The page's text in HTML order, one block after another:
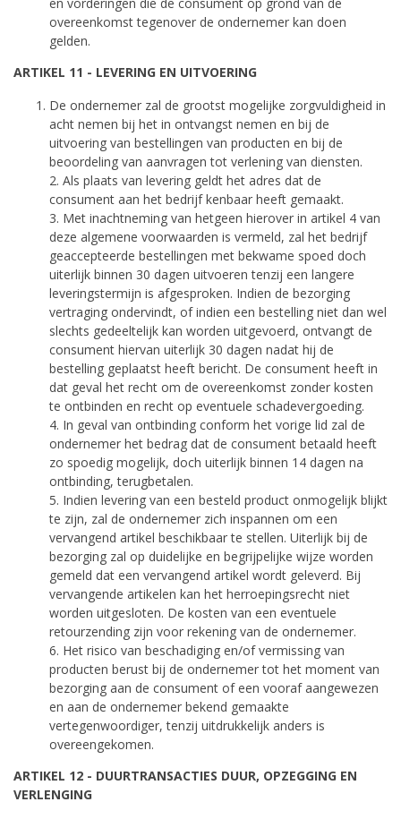
overeenkomst tegenover de ondernemer kan doen
gelden.
ARTIKEL 11 - LEVERING EN UITVOERING
De ondernemer zal de grootst mogelijke zorgvuldigheid in
acht nemen bij het in ontvangst nemen en bij de
uitvoering van bestellingen van producten en bij de
beoordeling van aanvragen tot verlening van diensten.
2. Als plaats van levering geldt het adres dat de
consument aan het bedrijf kenbaar heeft gemaakt.
3. Met inachtneming van hetgeen hierover in artikel 4 van
deze algemene voorwaarden is vermeld, zal het bedrijf
geaccepteerde bestellingen met bekwame spoed doch
uiterlijk binnen 30 dagen uitvoeren tenzij een langere
leveringstermijn is afgesproken. Indien de bezorging
vertraging ondervindt, of indien een bestelling niet dan wel
slechts gedeeltelijk kan worden uitgevoerd, ontvangt de
consument hiervan uiterlijk 30 dagen nadat hij de
bestelling geplaatst heeft bericht. De consument heeft in
dat geval het recht om de overeenkomst zonder kosten
te ontbinden en recht op eventuele schadevergoeding.
4. In geval van ontbinding conform het vorige lid zal de
ondernemer het bedrag dat de consument betaald heeft
zo spoedig mogelijk, doch uiterlijk binnen 14 dagen na
ontbinding, terugbetalen.
5. Indien levering van een besteld product onmogelijk blijkt
te zijn, zal de ondernemer zich inspannen om een
vervangend artikel beschikbaar te stellen. Uiterlijk bij de
bezorging zal op duidelijke en begrijpelijke wijze worden
gemeld dat een vervangend artikel wordt geleverd. Bij
vervangende artikelen kan het herroepingsrecht niet
worden uitgesloten. De kosten van een eventuele
retourzending zijn voor rekening van de ondernemer.
6. Het risico van beschadiging en/of vermissing van
producten berust bij de ondernemer tot het moment van
bezorging aan de consument of een vooraf aangewezen
en aan de ondernemer bekend gemaakte
vertegenwoordiger, tenzij uitdrukkelijk anders is
overeengekomen.
ARTIKEL 12 - DUURTRANSACTIES DUUR, OPZEGGING EN
VERLENGING